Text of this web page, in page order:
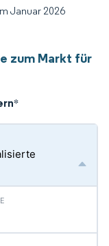
Januar 2026
zum Markt für
*